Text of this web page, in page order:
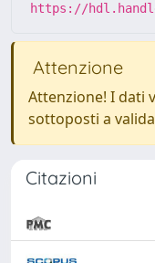
https://
Attenzione
Attenzione! I dati
sottoposti a
Citazioni